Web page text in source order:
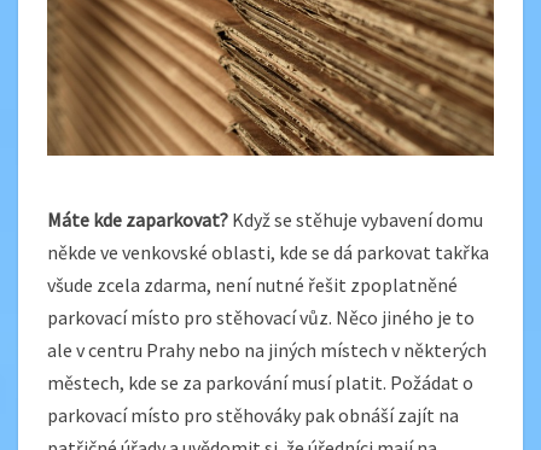
Máte kde zaparkovat? Když se stěhuje vybavení domu
někde ve venkovské oblasti, kde se dá parkovat takřka
všude zcela zdarma, není nutné řešit zpoplatněné
parkovací místo pro stěhovací vůz. Něco jiného je to
ale v centru Prahy nebo na jiných místech v některých
městech, kde se za parkování musí platit. Požádat o
parkovací místo pro stěhováky pak obnáší zajít na